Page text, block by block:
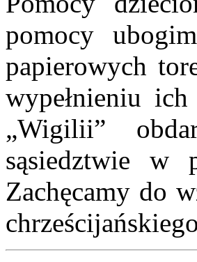
pomocy
papierowych
wypełnieniu
„Wigilii”
sąsiedztwie
Zachęcamy do